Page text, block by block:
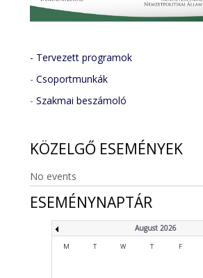
- Tervezett programok
-Csoportmunkák
-Szakmai beszámoló
KÖZELGŐ ESEMÉNYEK
No events
ESEMÉNYNAPTÁR
August 2026
M T W T F